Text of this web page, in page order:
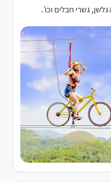
גשרי חבלים וכו'..